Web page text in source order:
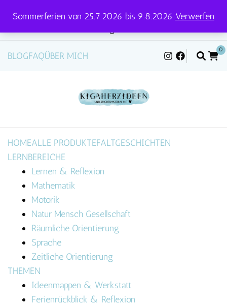
Sommerferien von 25.7.2026 bis 9.8.2026 Verwerfen
Versandtage für Pakete und Briefe: Mittwoch &
BLOGFAQÜBER MICH
0
HOMEALLE PRODUKTEFALTGESCHICHTEN
LERNBEREICHE
Lernen & Reflexion
Mathematik
Motorik
Natur Mensch Gesellschaft
Räumliche Orientierung
Sprache
Zeitliche Orientierung
THEMEN
Ideenmappen & Werkstatt
Ferienrückblick & Reflexion